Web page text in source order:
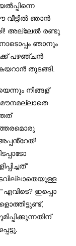
വീട്ടിൽ ഞാൻ
അല്ലേൽ രണ്ടു
ഞാനും
പഴഞ്ചൻ
തുടങ്ങി.
നിങ്ങള്
മൗനമല്ലാതെ
ഇപ്പൊ